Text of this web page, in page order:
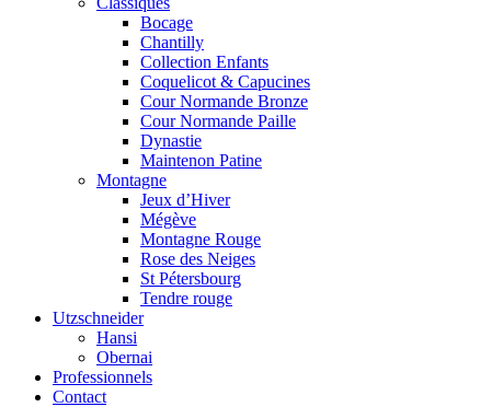
Bocage
Chantilly
Collection Enfants
Coquelicot & Capucines
Cour Normande Bronze
Cour Normande Paille
Dynastie
Maintenon Patine
Montagne
Jeux d’Hiver
Mégève
Montagne Rouge
Rose des Neiges
St Pétersbourg
Tendre rouge
Utzschneider
Hansi
Obernai
Professionnels
Contact